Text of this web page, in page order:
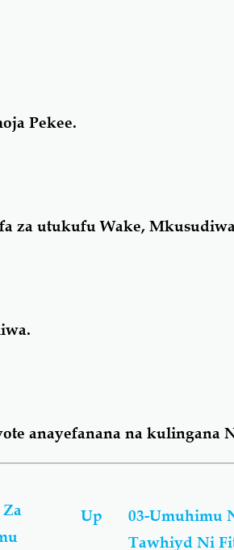
Pekee.
za utukufu Wake,
anayefanana na kulingana
Up
03-Umuhimu
Tawhiyd Ni